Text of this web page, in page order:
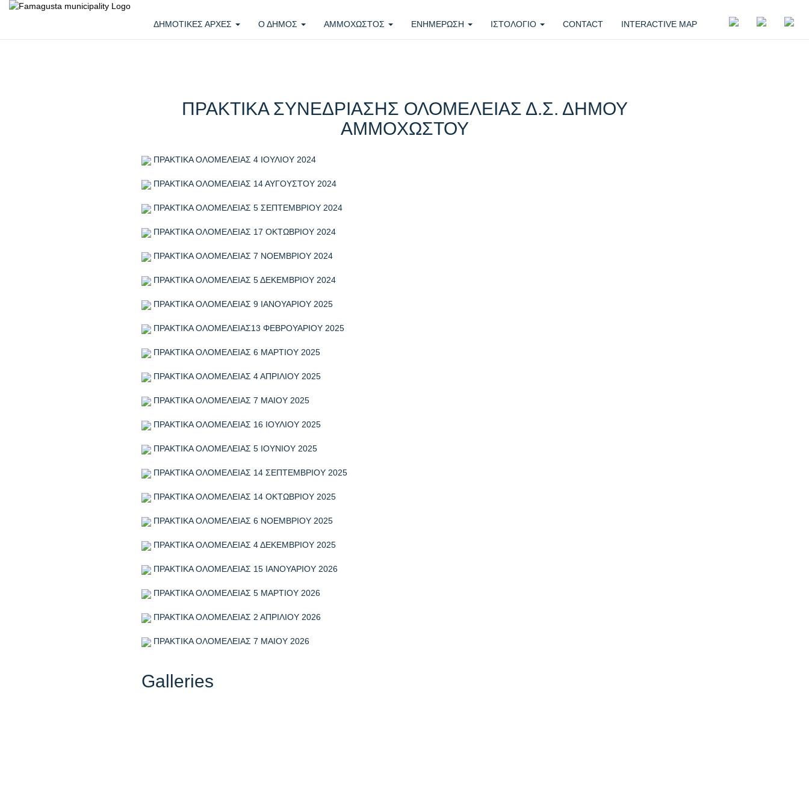
ΔΗΜΟΤΙΚΕΣ ΑΡΧΕΣ Ο ΔΗΜΟΣ ΑΜΜΟΧΩΣΤΟΣ ΕΝΗΜΕΡΩΣΗ ΙΣΤΟΛΟΓΙΟ CONTACT INTERACTIVE MAP
ΠΡΑΚΤΙΚΑ ΣΥΝΕΔΡΙΑΣΗΣ ΟΛΟΜΕΛΕΙΑΣ Δ.Σ. ΔΗΜΟΥ
ΑΜΜΟΧΩΣΤΟΥ
ΠΡΑΚΤΙΚΑ ΟΛΟΜΕΛΕΙΑΣ 4 ΙΟΥΛΙΟΥ 2024
ΠΡΑΚΤΙΚΑ ΟΛΟΜΕΛΕΙΑΣ 14 ΑΥΓΟΥΣΤΟΥ 2024
ΠΡΑΚΤΙΚΑ ΟΛΟΜΕΛΕΙΑΣ 5 ΣΕΠΤΕΜΒΡΙΟΥ 2024
ΠΡΑΚΤΙΚΑ ΟΛΟΜΕΛΕΙΑΣ 17 ΟΚΤΩΒΡΙΟΥ 2024
ΠΡΑΚΤΙΚΑ ΟΛΟΜΕΛΕΙΑΣ 7 ΝΟΕΜΒΡΙΟΥ 2024
ΠΡΑΚΤΙΚΑ ΟΛΟΜΕΛΕΙΑΣ 5 ΔΕΚΕΜΒΡΙΟΥ 2024
ΠΡΑΚΤΙΚΑ ΟΛΟΜΕΛΕΙΑΣ 9 ΙΑΝΟΥΑΡΙΟΥ 2025
ΠΡΑΚΤΙΚΑ ΟΛΟΜΕΛΕΙΑΣ13 ΦΕΒΡΟΥΑΡΙΟΥ 2025
ΠΡΑΚΤΙΚΑ ΟΛΟΜΕΛΕΙΑΣ 6 ΜΑΡΤΙΟΥ 2025
ΠΡΑΚΤΙΚΑ ΟΛΟΜΕΛΕΙΑΣ 4 ΑΠΡΙΛΙΟΥ 2025
ΠΡΑΚΤΙΚΑ ΟΛΟΜΕΛΕΙΑΣ 7 ΜΑΙΟΥ 2025
ΠΡΑΚΤΙΚΑ ΟΛΟΜΕΛΕΙΑΣ 16 ΙΟΥΛΙΟΥ 2025
ΠΡΑΚΤΙΚΑ ΟΛΟΜΕΛΕΙΑΣ 5 ΙΟΥΝΙΟΥ 2025
ΠΡΑΚΤΙΚΑ ΟΛΟΜΕΛΕΙΑΣ 14 ΣΕΠΤΕΜΒΡΙΟΥ 2025
ΠΡΑΚΤΙΚΑ ΟΛΟΜΕΛΕΙΑΣ 14 ΟΚΤΩΒΡΙΟΥ 2025
ΠΡΑΚΤΙΚΑ ΟΛΟΜΕΛΕΙΑΣ 6 ΝΟΕΜΒΡΙΟΥ 2025
ΠΡΑΚΤΙΚΑ ΟΛΟΜΕΛΕΙΑΣ 4 ΔΕΚΕΜΒΡΙΟΥ 2025
ΠΡΑΚΤΙΚΑ ΟΛΟΜΕΛΕΙΑΣ 15 ΙΑΝΟΥΑΡΙΟΥ 2026
ΠΡΑΚΤΙΚΑ ΟΛΟΜΕΛΕΙΑΣ 5 ΜΑΡΤΙΟΥ 2026
ΠΡΑΚΤΙΚΑ ΟΛΟΜΕΛΕΙΑΣ 2 ΑΠΡΙΛΙΟΥ 2026
ΠΡΑΚΤΙΚΑ ΟΛΟΜΕΛΕΙΑΣ 7 ΜΑΙΟΥ 2026
Galleries